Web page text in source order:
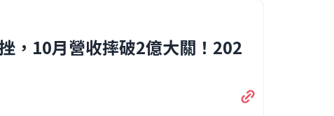
，10月營收摔破2億大關！202